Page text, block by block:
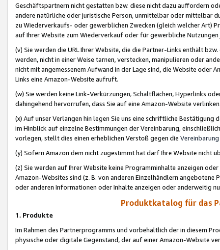
Geschäftspartnern nicht gestatten bzw. diese nicht dazu auffordern
andere natürliche oder juristische Person, unmittelbar oder mittelbar
zu Wiederverkaufs- oder gewerblichen Zwecken (gleich welcher Art)
auf Ihrer Website zum Wiederverkauf oder für gewerbliche
(v) Sie werden die URL Ihrer Website, die die Partner-Links enthält
werden, nicht in einer Weise tarnen, verstecken, manipulieren oder
nicht mit angemessenem Aufwand in der Lage sind, die Website oder
Links eine Amazon-Website aufruft.
(w) Sie werden keine Link-Verkürzungen, Schaltflächen, Hyperlinks
dahingehend hervorrufen, dass Sie auf eine Amazon-Website
(x) Auf unser Verlangen hin legen Sie uns eine schriftliche
im Hinblick auf einzelne Bestimmungen der Vereinbarung,
vorlegen, stellt dies einen erheblichen Verstoß gegen die Vereinbarung
(y) Sofern Amazon dem nicht zugestimmt hat darf Ihre Website nicht
(z) Sie werden auf Ihrer Website keine Programminhalte anzeigen
Amazon-Websites sind (z. B. von anderen Einzelhändlern
oder anderen Informationen oder Inhalte anzeigen oder anderweitig
Produktkatalog für das
1. Produkte
Im Rahmen des Partnerprogramms und vorbehaltlich der in diesem
physische oder digitale Gegenstand, der auf einer Amazon-Website